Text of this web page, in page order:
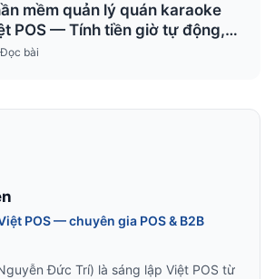
mềm quản lý quán karaoke
POS — Tính tiền giờ tự động,
thất thoát
Đọc bài
POS — chuyên gia POS & B2B
Đức Trí) là sáng lập Việt POS từ